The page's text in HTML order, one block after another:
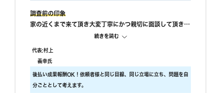
調査前の印象
家の近くまで来て頂き大変丁寧にかつ親切に面談して頂きま
した。話もたくさん聞いて頂いたうえに金額も最初聞いてい
怪しいと思ったらいつでも連絡して下さいと言って頂き面談
した当日に調査してほしいと
急なお願い対しても迅速に対応してくださいました。現場到
続きを読む
代表:村上
義幸氏
後払い成果報酬OK！依頼者様と同じ目線、同じ立場に立ち、問題を自
分ごととして考えます。